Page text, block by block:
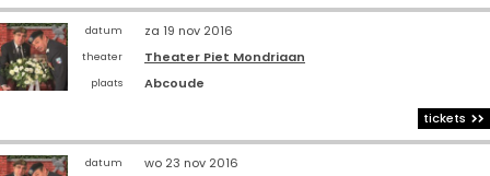
datum za 19 nov 2016
theater Theater Piet Mondriaan
plaats
Abcoude
tickets
datum wo 23 nov 2016